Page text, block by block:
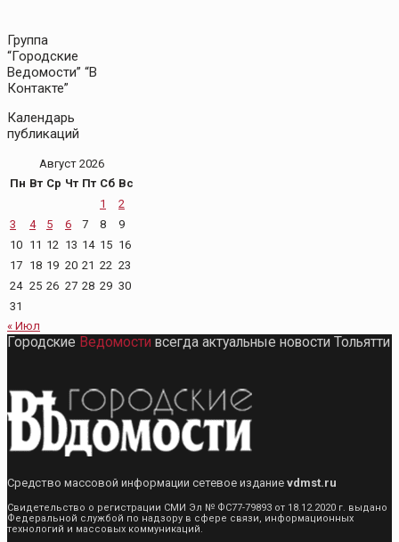
Группа
“Городские
Ведомости” “В
Контакте”
Календарь
публикаций
Август 2026
Пн Вт Ср Чт Пт Сб Вс
1
2
3
4 5 6 7 8
9
10 11 12 13 14 15 16
17 18 19 20 21 22 23
24 25 26 27 28 29 30
31
« Июл
Городские Ведомости всегда актуальные новости Тольятти
Средство массовой информации сетевое издание vdmst.ru
Свидетельство о регистрации СМИ Эл № ФС77-79893 от 18.12.2020 г. выдано
Федеральной службой по надзору в сфере связи, информационных
технологий и массовых коммуникаций.